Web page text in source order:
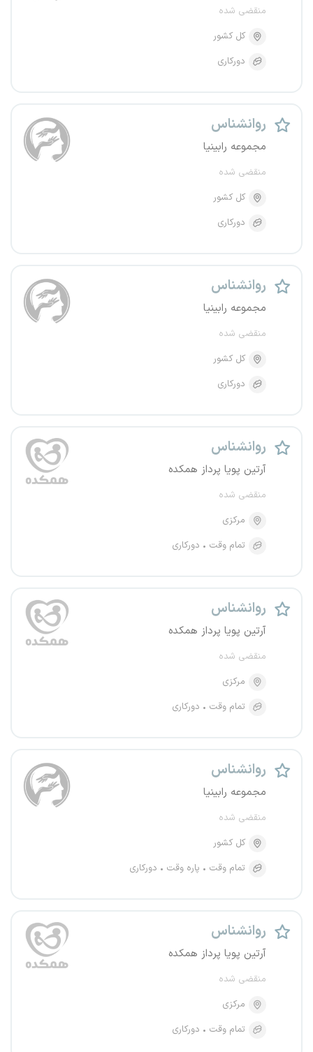
منقضی شده
کل کشور
دورکاری
روانشناس
مجموعه رابینیا
منقضی شده
کل کشور
دورکاری
روانشناس
مجموعه رابینیا
منقضی شده
کل کشور
دورکاری
روانشناس
آرتین پویا پرداز همکده
منقضی شده
مرکزی
تمام وقت
دورکاری
روانشناس
آرتین پویا پرداز همکده
منقضی شده
مرکزی
تمام وقت
دورکاری
روانشناس
مجموعه رابینیا
منقضی شده
کل کشور
تمام وقت
پاره وقت دورکاری
روانشناس
آرتین پویا پرداز همکده
منقضی شده
مرکزی
تمام وقت
دورکاری